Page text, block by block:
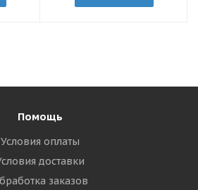
Помощь
Условия оплаты
доставки
заказов